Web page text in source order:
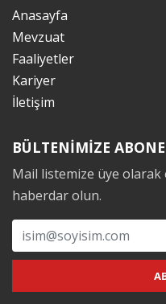
Anasayfa
Mevzuat
Faaliyetler
Kariyer
İletişim
BÜLTENİMİZE
Mail listemize üye
haberdar olun.